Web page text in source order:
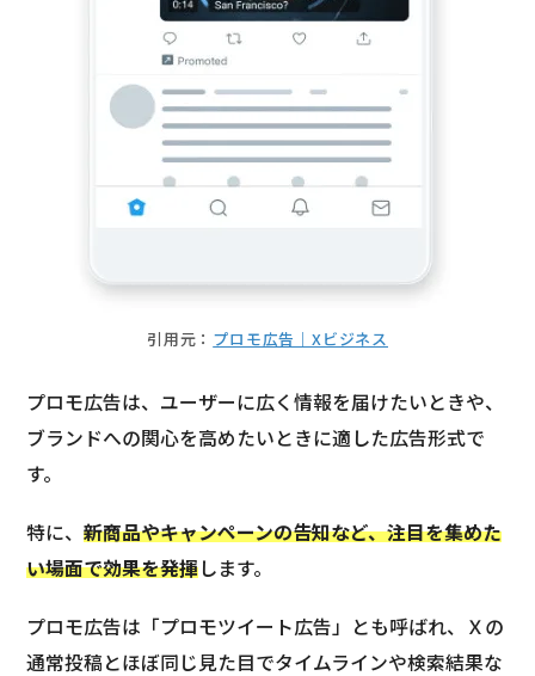
引用元： プロモ広告｜Xビジネス
プロモ広告は、ユーザーに広く情報を届けたいときや、
ブランドへの関心を高めたいときに適した広告形式で
す。
特に、新商品やキャンペーンの告知など、注目を集めた
い場面で効果を発揮します。
プロモ広告は「プロモツイート広告」とも呼ばれ、Ｘの
通常投稿とほぼ同じ見た目でタイムラインや検索結果な